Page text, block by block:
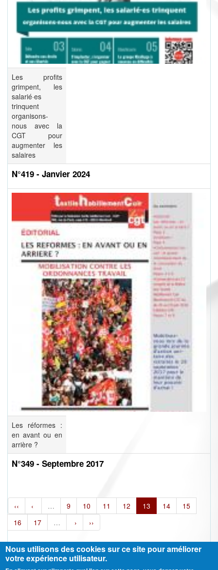
Les profits
grimpent, les
salarié·es
trinquent
organisons-
nous avec la
CGT pour
augmenter les
salaires
N°419 - Janvier 2024
Les réformes :
en avant ou en
arrière ?
N°349 - Septembre 2017
‹‹ ‹ … 9 10 11 12 13 14
15
16
17 … › ››
Nous utilisons des cookies sur ce site pour améliorer
votre expérience utilisateur.